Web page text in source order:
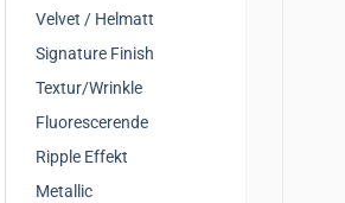
Velvet / Helmatt
Signature Finish
Textur/Wrinkle
Fluorescerende
Ripple Effekt
Metallic